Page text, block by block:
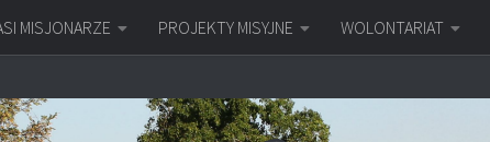
MISJONARZE PROJEKTY MISYJNE WOLONTARIAT